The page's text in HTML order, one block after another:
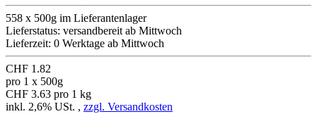
558 x 500g im Lieferantenlager
Lieferstatus: versandbereit ab Mittwoch
Lieferzeit: 0 Werktage ab Mittwoch
CHF 1.82
pro 1 x 500g
CHF 3.63 pro 1 kg
inkl. 2,6% USt. , zzgl. Versandkosten